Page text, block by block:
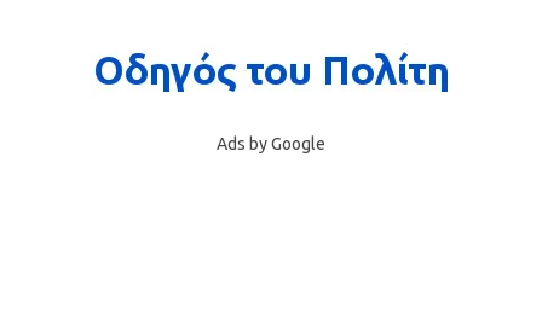
Ads by Google